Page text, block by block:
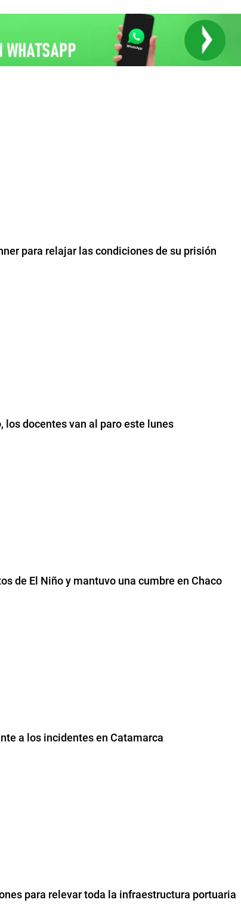
para relajar las condiciones de su prisión
los docentes van al paro este lunes
de El Niño y mantuvo una cumbre en Chaco
a los incidentes en Catamarca
para relevar toda la infraestructura portuaria